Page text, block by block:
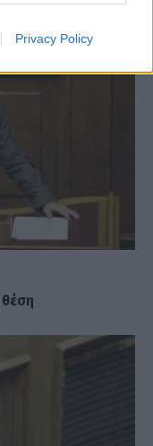
Privacy Policy